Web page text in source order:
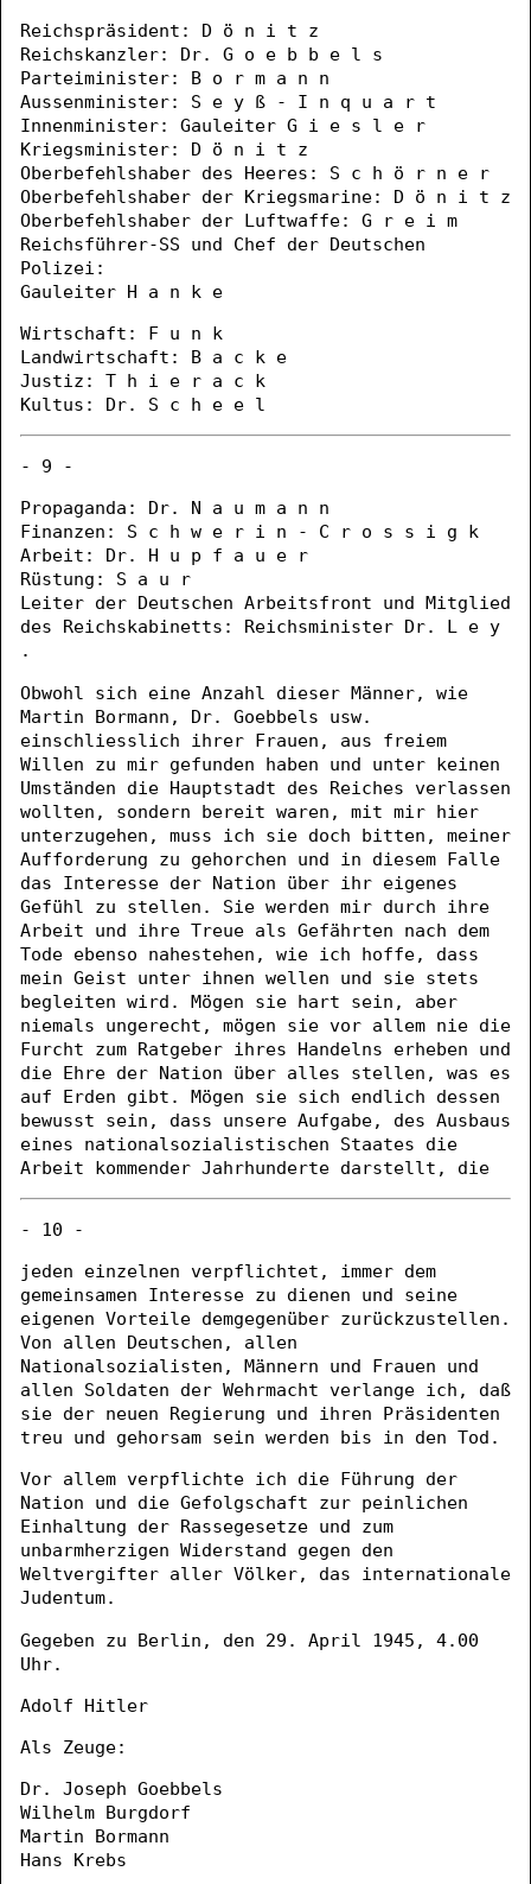
Reichspräsident: D ö n i t z
Reichskanzler: Dr. G o e b b e l s
Parteiminister: B o r m a n n
Aussenminister: S e y ß - I n q u a r t
Innenminister: Gauleiter G i e s l e r
Kriegsminister: D ö n i t z
Oberbefehlshaber des Heeres: S c h ö r n e r
Oberbefehlshaber der Kriegsmarine: D ö n i t z
Oberbefehlshaber der Luftwaffe: G r e i m
Reichsführer-SS und Chef der Deutschen
Polizei:
Gauleiter H a n k e
Wirtschaft: F u n k
Landwirtschaft: B a c k e
Justiz: T h i e r a c k
Kultus: Dr. S c h e e l
- 9 -
Propaganda: Dr. N a u m a n n
Finanzen: S c h w e r i n - C r o s s i g k
Arbeit: Dr. H u p f a u e r
Rüstung: S a u r
Leiter der Deutschen Arbeitsfront und Mitglied
des Reichskabinetts: Reichsminister Dr. L e y
.
Obwohl sich eine Anzahl dieser Männer, wie
Martin Bormann, Dr. Goebbels usw.
einschliesslich ihrer Frauen, aus freiem
Willen zu mir gefunden haben und unter keinen
Umständen die Hauptstadt des Reiches verlassen
wollten, sondern bereit waren, mit mir hier
unterzugehen, muss ich sie doch bitten, meiner
Aufforderung zu gehorchen und in diesem Falle
das Interesse der Nation über ihr eigenes
Gefühl zu stellen. Sie werden mir durch ihre
Arbeit und ihre Treue als Gefährten nach dem
Tode ebenso nahestehen, wie ich hoffe, dass
mein Geist unter ihnen wellen und sie stets
begleiten wird. Mögen sie hart sein, aber
niemals ungerecht, mögen sie vor allem nie die
Furcht zum Ratgeber ihres Handelns erheben und
die Ehre der Nation über alles stellen, was es
auf Erden gibt. Mögen sie sich endlich dessen
bewusst sein, dass unsere Aufgabe, des Ausbaus
eines nationalsozialistischen Staates die
Arbeit kommender Jahrhunderte darstellt, die
- 10 -
jeden einzelnen verpflichtet, immer dem
gemeinsamen Interesse zu dienen und seine
eigenen Vorteile demgegenüber zurückzustellen.
Von allen Deutschen, allen
Nationalsozialisten, Männern und Frauen und
allen Soldaten der Wehrmacht verlange ich, daß
sie der neuen Regierung und ihren Präsidenten
treu und gehorsam sein werden bis in den Tod.
Vor allem verpflichte ich die Führung der
Nation und die Gefolgschaft zur peinlichen
Einhaltung der Rassegesetze und zum
unbarmherzigen Widerstand gegen den
Weltvergifter aller Völker, das internationale
Judentum.
Gegeben zu Berlin, den 29. April 1945, 4.00
Uhr.
Adolf Hitler
Als Zeuge:
Dr. Joseph Goebbels
Wilhelm Burgdorf
Martin Bormann
Hans Krebs